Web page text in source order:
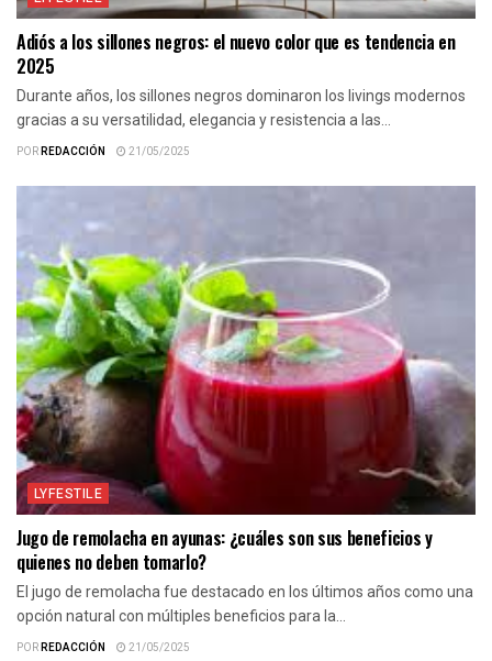
Adiós a los sillones negros: el nuevo color que es tendencia en
2025
Durante años, los sillones negros dominaron los livings modernos
gracias a su versatilidad, elegancia y resistencia a las...
PORREDACCIÓN 21/05/2025
LYFESTILE
Jugo de remolacha en ayunas: ¿cuáles son sus beneficios y
quienes no deben tomarlo?
El jugo de remolacha fue destacado en los últimos años como una
opción natural con múltiples beneficios para la...
PORREDACCIÓN 21/05/2025